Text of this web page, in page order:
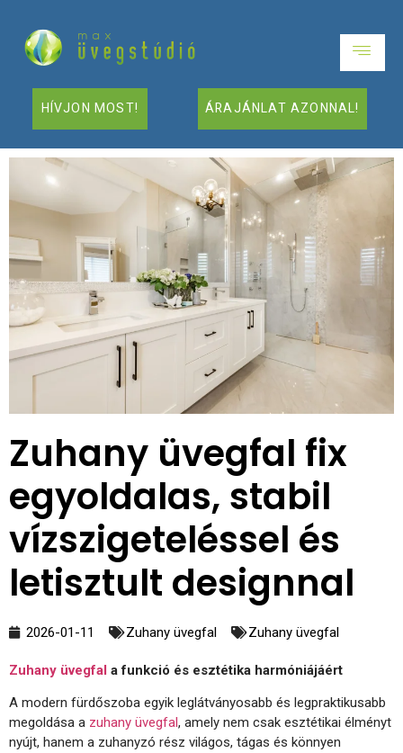
HÍVJON MOST! ÁRAJÁNLAT AZONNAL!
Zuhany üvegfal fix
egyoldalas, stabil
vízszigeteléssel és
letisztult designnal
2026-01-11 Zuhany üvegfal Zuhany üvegfal
Zuhany üvegfal a funkció és esztétika harmóniájáért
A modern fürdőszoba egyik leglátványosabb és legpraktikusabb
megoldása a zuhany üvegfal, amely nem csak esztétikai élményt
nyújt, hanem a zuhanyzó rész világos, tágas és könnyen